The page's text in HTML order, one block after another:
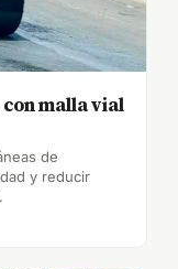
malla vial
de
y reducir